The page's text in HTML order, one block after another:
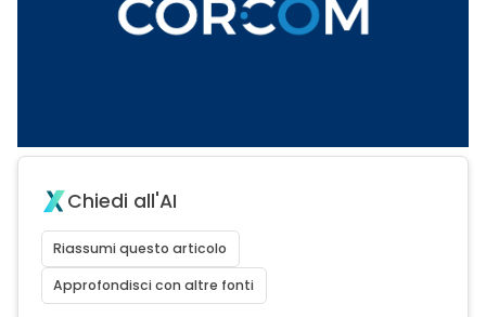
Chiedi all'AI
Riassumi questo articolo
Approfondisci con altre fonti